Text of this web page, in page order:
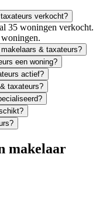
verkocht?
35 woningen verkocht.
& taxateurs?
een woning?
actief?
taxateurs?
makelaar